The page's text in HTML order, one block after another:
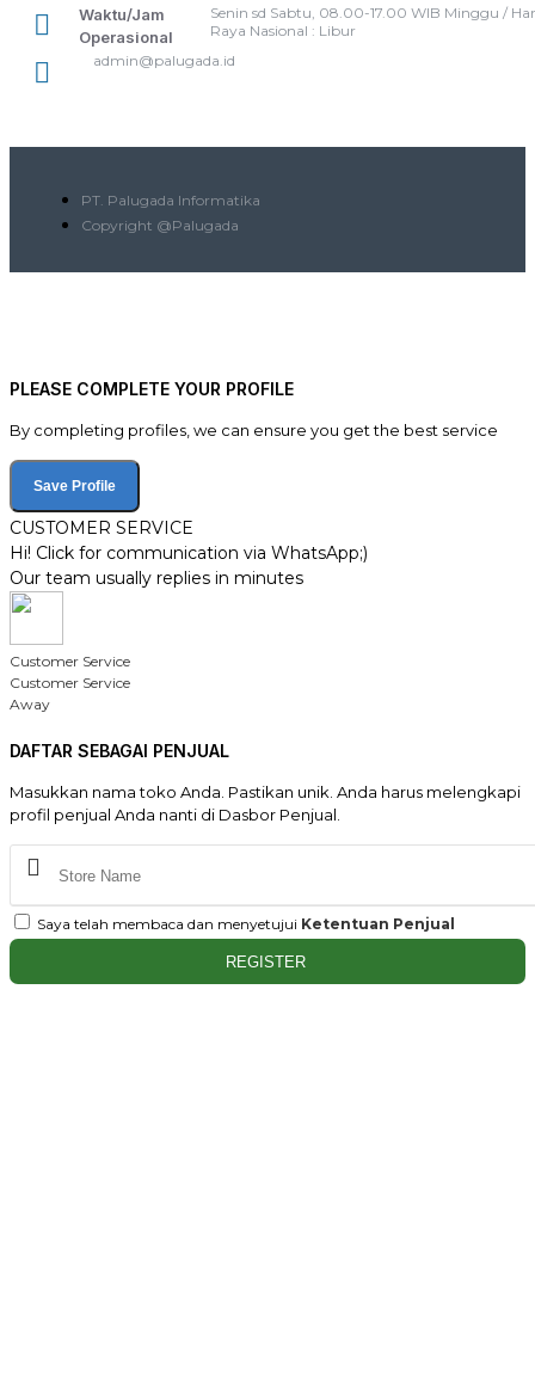
Waktu/Jam
Operasional
Senin sd Sabtu, 08.00-17.00 WIB Minggu /
Raya Nasional : Libur
admin@palugada.id
PT. Palugada Informatika
Copyright @Palugada
PLEASE COMPLETE YOUR PROFILE
By completing profiles, we can ensure you get the best service
Save Profile
CUSTOMER SERVICE
Hi! Click for communication via WhatsApp;)
Our team usually replies in minutes
Customer Service
Customer Service
Away
DAFTAR SEBAGAI PENJUAL
Masukkan nama toko Anda. Pastikan unik. Anda harus melengkapi
profil penjual Anda nanti di Dasbor Penjual.
Saya telah membaca dan menyetujui Ketentuan Penjual
REGISTER